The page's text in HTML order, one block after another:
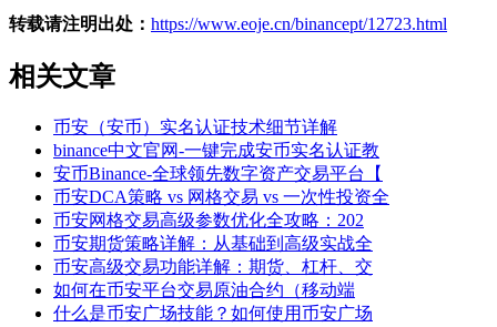
转载请注明出处： https://www.eoje.cn/binancept/12723.html
相关文章
币安（安币）实名认证技术细节详解
binance中文官网-一键完成安币实名认证教
安币Binance-全球领先数字资产交易平台【
币安DCA策略 vs 网格交易 vs 一次性投资全
币安网格交易高级参数优化全攻略：202
币安期货策略详解：从基础到高级实战全
币安高级交易功能详解：期货、杠杆、交
如何在币安平台交易原油合约（移动端
什么是币安广场技能？如何使用币安广场